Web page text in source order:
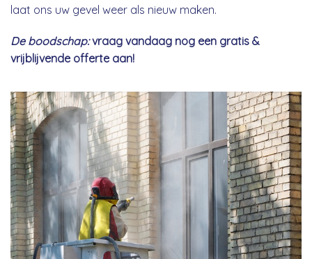
laat ons uw gevel weer als nieuw maken.
De boodschap:vraag vandaag nog een gratis &
vrijblijvende offerte aan!